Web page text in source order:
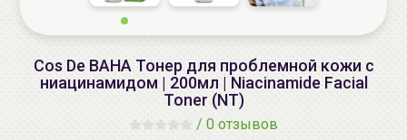
Cos De BAHA Тонер для проблемной кожи с
ниацинамидом | 200мл | Niacinamide Facial
Toner (NT)
/ 0 отзывов